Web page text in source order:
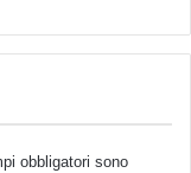
obbligatori sono